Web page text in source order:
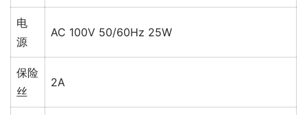
电
源
AC 100V 50/60Hz 25W
保险
丝
2A